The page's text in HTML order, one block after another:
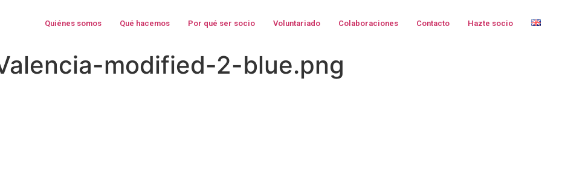
Quiénes somos Qué hacemos Por qué ser socio Voluntariado Colaboraciones Contacto Hazte socio
modified-2-blue.png